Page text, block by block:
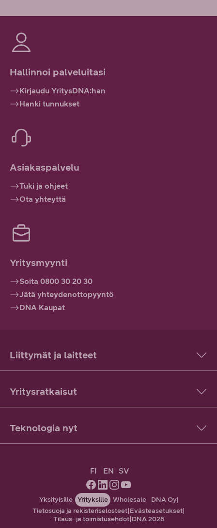
Hallinnoi palveluitasi
Kirjaudu YritysDNA:han
Hanki tunnukset
Asiakaspalvelu
Tuki ja ohjeet
Ota yhteyttä
Yritysmyynti
Soita 0800 30 20 30
Jätä yhteydenottopyyntö
DNA Kaupat
Liittymät ja laitteet
Yritysratkaisut
Teknologia nyt
FI EN SV
Yksityisille Yrityksille Wholesale
DNA Oyj
Tietosuoja ja rekisteriselosteet|Evästeasetukset|
Tilaus- ja toimistusehdot|DNA 2026